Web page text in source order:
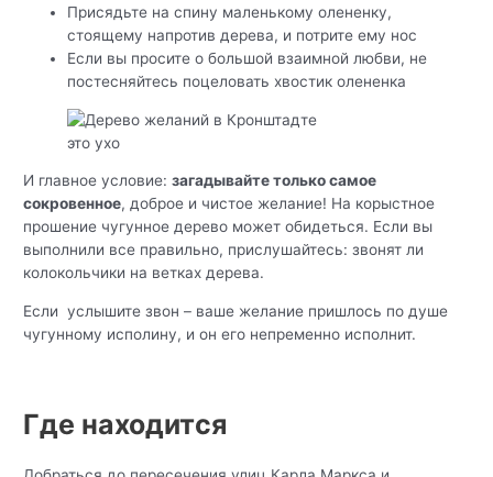
Присядьте на спину маленькому олененку,
стоящему напротив дерева, и потрите ему нос
Если вы просите о большой взаимной любви, не
постесняйтесь поцеловать хвостик олененка
это ухо
И главное условие:загадывайте только самое
сокровенное, доброе и чистое желание! На корыстное
прошение чугунное дерево может обидеться. Если вы
выполнили все правильно, прислушайтесь: звонят ли
колокольчики на ветках дерева.
Если услышите звон – ваше желание пришлось по душе
чугунному исполину, и он его непременно исполнит.
Где находится